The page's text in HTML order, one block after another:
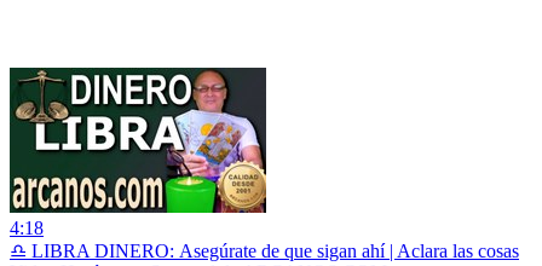
4:18
♎ LIBRA DINERO: Asegúrate de que sigan ahí | Aclara las cosas